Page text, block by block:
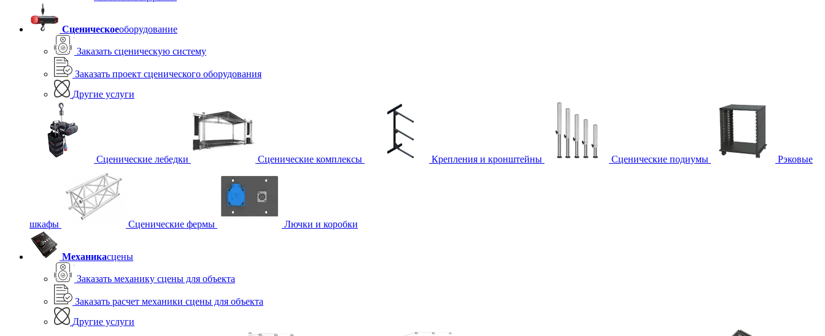
Сценическоеоборудование
Заказать сценическую систему
Заказать проект сценического оборудования
Другие услуги
Сценические лебедки Сценические комплексы Крепления и кронштейны Сценические подиумы Рэковые
шкафы Сценические фермы Лючки и коробки
Механикасцены
Заказать механику сцены для объекта
Заказать расчет механики сцены для объекта
Другие услуги